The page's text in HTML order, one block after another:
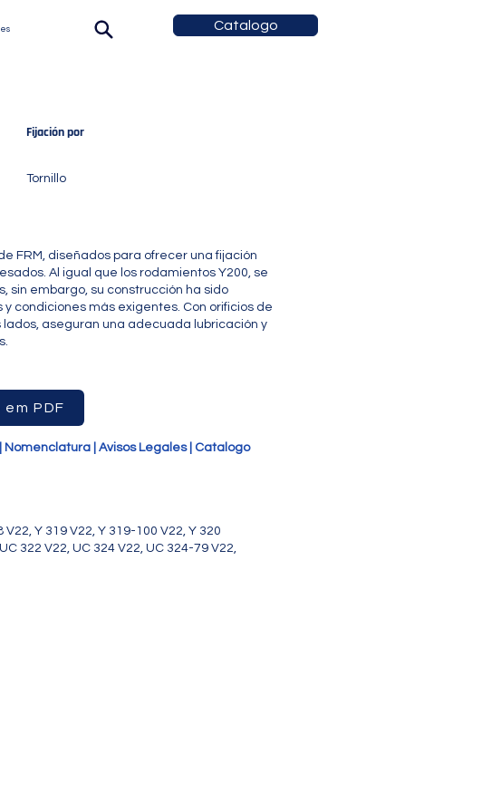
Catalogo
Fijación por
Tornillo
FRM, diseñados para ofrecer una fijación
Al igual que los rodamientos Y200, se
sin embargo, su construcción ha sido
condiciones más exigentes. Con orificios de
aseguran una adecuada lubricación y
PDF
Nomenclatura | Avisos Legales | Catalogo
Y 319 V22, Y 319-100 V22, Y 320
322 V22, UC 324 V22, UC 324-79 V22,